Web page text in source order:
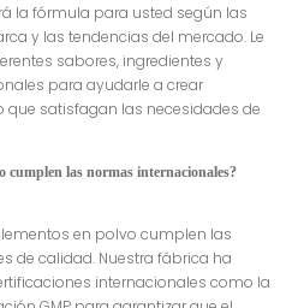
la fórmula para usted según las
y las tendencias del mercado. Le
sabores, ingredientes y
para ayudarle a crear
satisfagan las necesidades de
cumplen las normas internacionales?
en polvo cumplen las
de calidad. Nuestra fábrica ha
internacionales como la